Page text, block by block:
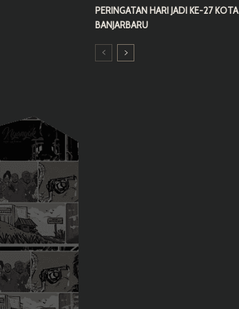
PERINGATAN HARI JADI KE-27 KOTA
BANJARBARU